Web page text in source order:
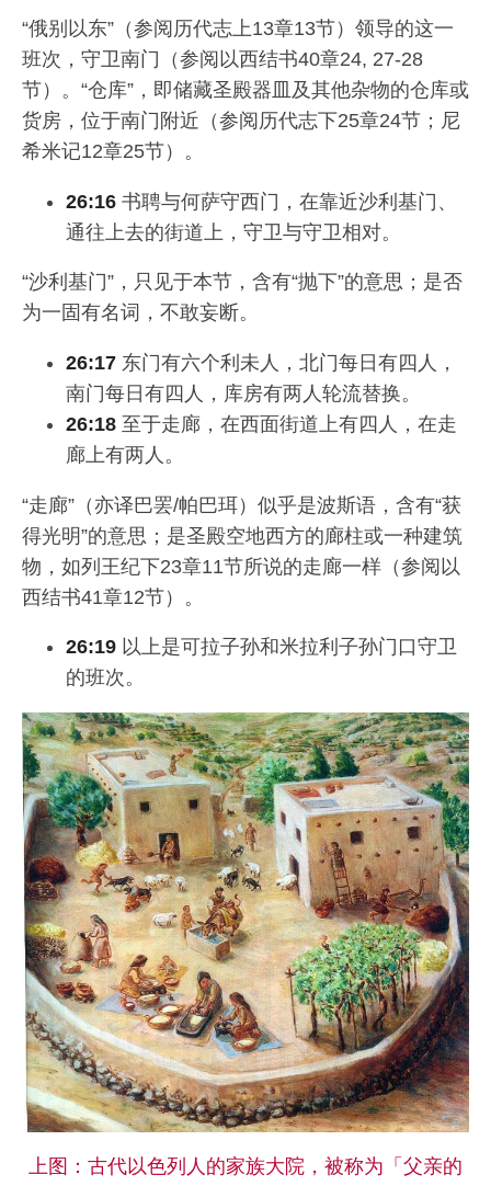
“俄别以东”（参阅历代志上13章13节）领导的这一
班次，守卫南门（参阅以西结书40章24, 27-28
节）。“仓库”，即储藏圣殿器皿及其他杂物的仓库或
货房，位于南门附近（参阅历代志下25章24节；尼
希米记12章25节）。
26:16 书聘与何萨守西门，在靠近沙利基门、
通往上去的街道上，守卫与守卫相对。
“沙利基门”，只见于本节，含有“抛下”的意思；是否
为一固有名词，不敢妄断。
26:17 东门有六个利未人，北门每日有四人，
南门每日有四人，库房有两人轮流替换。
26:18 至于走廊，在西面街道上有四人，在走
廊上有两人。
“走廊”（亦译巴罢/帕巴珥）似乎是波斯语，含有“获
得光明”的意思；是圣殿空地西方的廊柱或一种建筑
物，如列王纪下23章11节所说的走廊一样（参阅以
西结书41章12节）。
26:19 以上是可拉子孙和米拉利子孙门口守卫
的班次。
上图：古代以色列人的家族大院，被称为「父亲的